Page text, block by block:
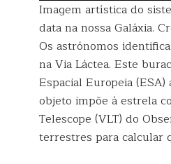
Imagem artística do
data na nossa Galáxia.
Os astrónomos
na Via Láctea. Este
Espacial Europeia
objeto impõe à estrela
Telescope (VLT) do
terrestres para calcular